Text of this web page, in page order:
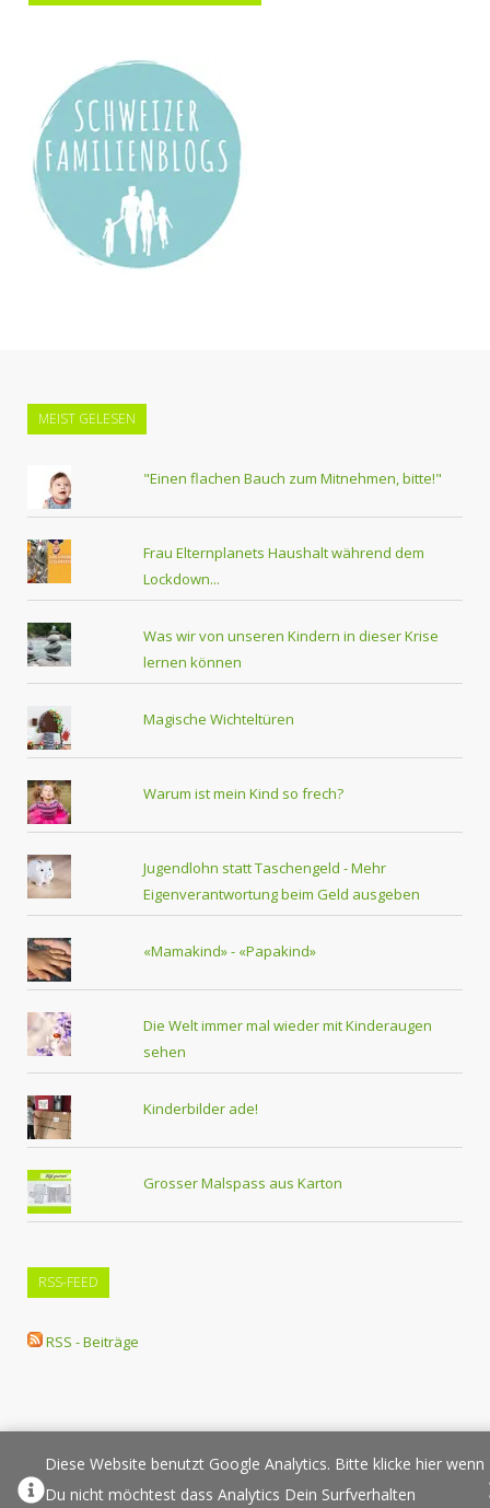
MEIST GELESEN
"Einen flachen Bauch zum Mitnehmen, bitte!"
Frau Elternplanets Haushalt während dem
Lockdown...
Was wir von unseren Kindern in dieser Krise
lernen können
Magische Wichteltüren
Warum ist mein Kind so frech?
Jugendlohn statt Taschengeld - Mehr
Eigenverantwortung beim Geld ausgeben
«Mamakind» - «Papakind»
Die Welt immer mal wieder mit Kinderaugen
sehen
Kinderbilder ade!
Grosser Malspass aus Karton
RSS-FEED
RSS - Beiträge
Über Elternplanet Pressespiegel
Werbung/Sponsoring
Diese Website benutzt Google Analytics. Bitte klicke hier wenn
Du nicht möchtest dass Analytics Dein Surfverhalten